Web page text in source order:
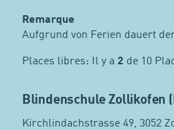
Remarque
Aufgrund von Ferien dauert
Places libres: Il y a 2 de 10
Blindenschule Zollikofen
Kirchlindachstrasse 49, 3052